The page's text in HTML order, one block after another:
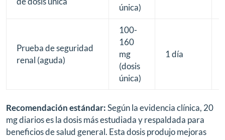
única)
Prueba de seguridad
renal (aguda)
100-
160
mg
(dosis
única)
1 día
Recomendación estándar:Según la evidencia clínica, 20
mg diarios es la dosis más estudiada y respaldada para
beneficios de salud general. Esta dosis produjo mejoras